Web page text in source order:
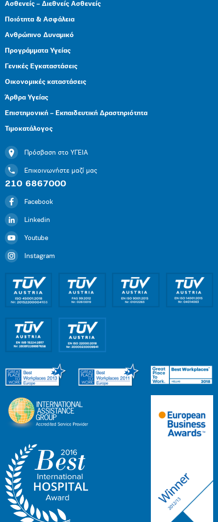
Ασθενείς – Διεθνείς Ασθενείς
Ποιότητα & Ασφάλεια
Ανθρώπινο Δυναμικό
Προγράμματα Υγείας
Γενικές Εγκαταστάσεις
Οικονομικές καταστάσεις
Άρθρα Υγείας
Επιστημονική – Εκπαιδευτική Δραστηριότητα
Τιμοκατάλογος
Πρόσβαση στο ΥΓΕΙΑ
Επικοινωνήστε μαζί μας
210 6867000
Facebook
Linkedin
Youtube
Instagram